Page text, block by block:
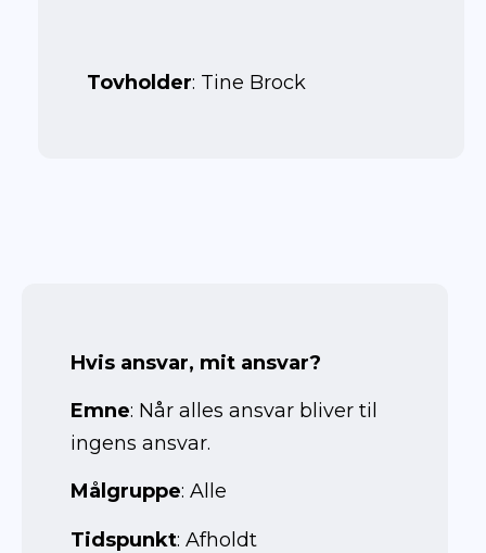
Tovholder: Tine Brock
Hvis ansvar, mit ansvar?
Emne: Når alles ansvar bliver til
ingens ansvar.
Målgruppe: Alle
Tidspunkt: Afholdt